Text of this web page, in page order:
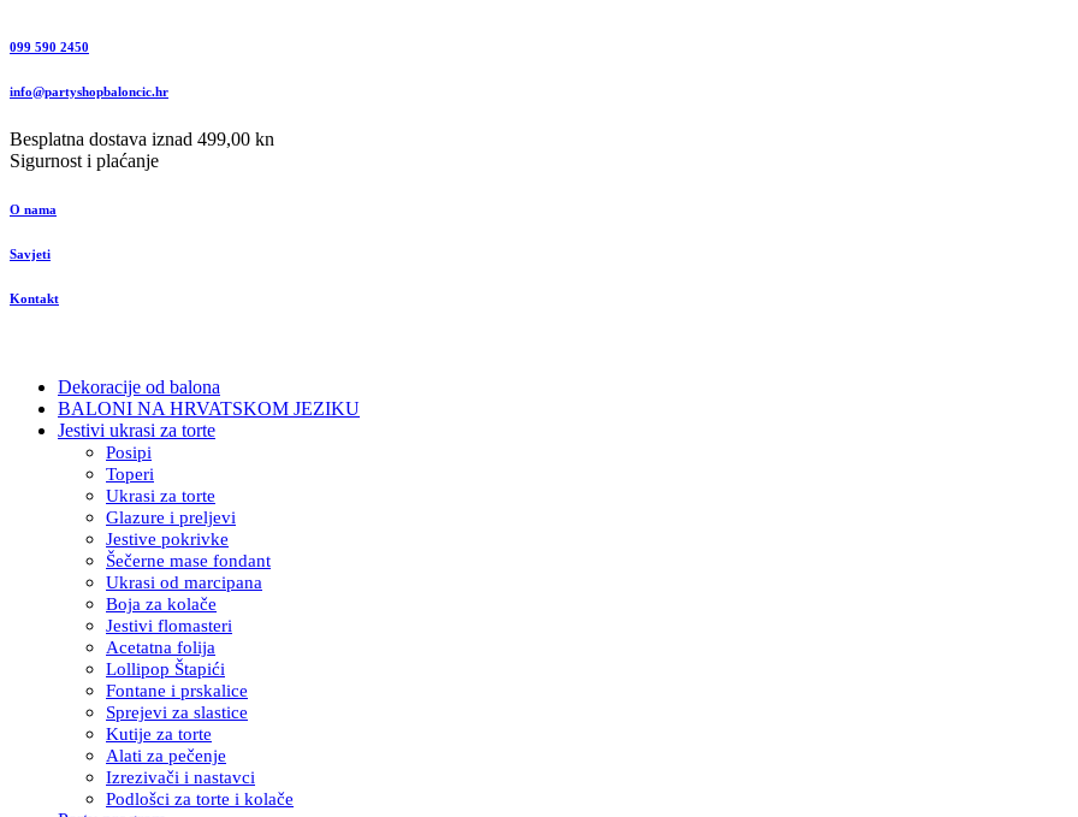
099 590 2450
info@partyshopbaloncic.hr
Besplatna dostava iznad 499,00 kn
Sigurnost i plaćanje
O nama
Savjeti
Kontakt
Dekoracije od balona
BALONI NA HRVATSKOM JEZIKU
Jestivi ukrasi za torte
Posipi
Toperi
Ukrasi za torte
Glazure i preljevi
Jestive pokrivke
Šečerne mase fondant
Ukrasi od marcipana
Boja za kolače
Jestivi flomasteri
Acetatna folija
Lollipop Štapići
Fontane i prskalice
Sprejevi za slastice
Kutije za torte
Alati za pečenje
Izrezivači i nastavci
Podlošci za torte i kolače